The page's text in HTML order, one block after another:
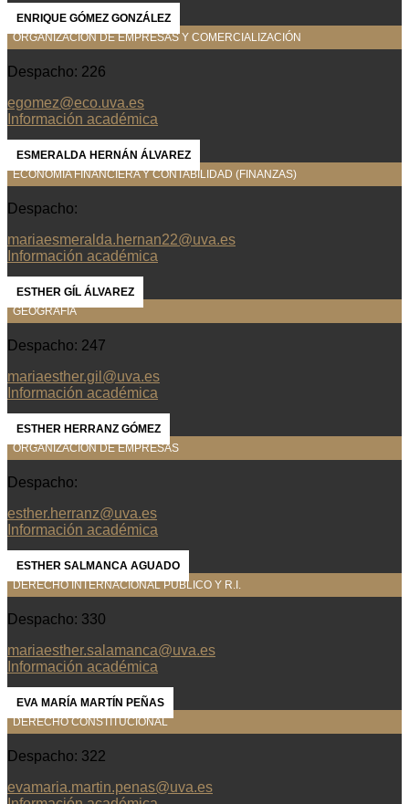
ENRIQUE GÓMEZ GONZÁLEZ
ORGANIZACIÓN DE EMPRESAS Y COMERCIALIZACIÓN
Despacho: 226
egomez@eco.uva.es
Información académica
ESMERALDA HERNÁN ÁLVAREZ
ECONOMÍA FINANCIERA Y CONTABILIDAD (FINANZAS)
Despacho:
mariaesmeralda.hernan22@uva.es
Información académica
ESTHER GÍL ÁLVAREZ
GEOGRAFÍA
Despacho: 247
mariaesther.gil@uva.es
Información académica
ESTHER HERRANZ GÓMEZ
ORGANIZACIÓN DE EMPRESAS
Despacho:
esther.herranz@uva.es
Información académica
ESTHER SALMANCA AGUADO
DERECHO INTERNACIONAL PÚBLICO Y R.I.
Despacho: 330
mariaesther.salamanca@uva.es
Información académica
EVA MARÍA MARTÍN PEÑAS
DERECHO CONSTITUCIONAL
Despacho: 322
evamaria.martin.penas@uva.es